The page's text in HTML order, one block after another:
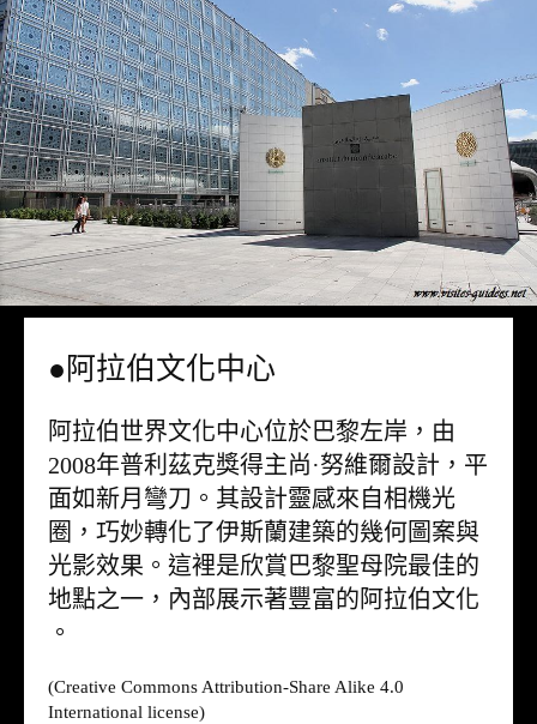
●阿拉伯文化中心
阿拉伯世界文化中心位於巴黎左岸，由
2008年普利茲克獎得主尚·努維爾設計，平
面如新月彎刀。其設計靈感來自相機光
圈，巧妙轉化了伊斯蘭建築的幾何圖案與
光影效果。這裡是欣賞巴黎聖母院最佳的
地點之一，內部展示著豐富的阿拉伯文化
。
(Creative Commons Attribution-Share Alike 4.0
International license)